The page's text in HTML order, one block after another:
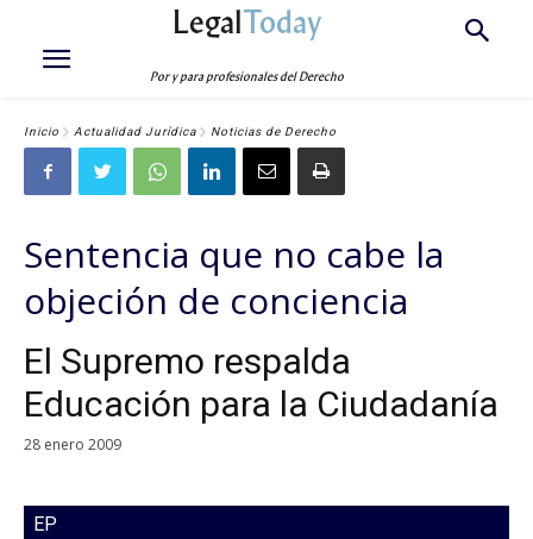
LegalToday
Por y para profesionales del Derecho
Inicio Actualidad Jurídica Noticias de Derecho
Sentencia que no cabe la
objeción de conciencia
El Supremo respalda
Educación para la Ciudadanía
28 enero 2009
EP